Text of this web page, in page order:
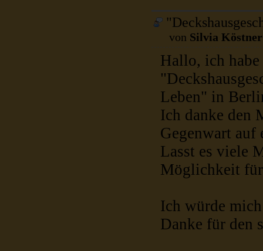
von Silvia Köstner
Hallo, ich
Leben" in
Ich danke den
Gegenwart
Lasst es viele
Möglichkeit
Ich würde
Danke für den